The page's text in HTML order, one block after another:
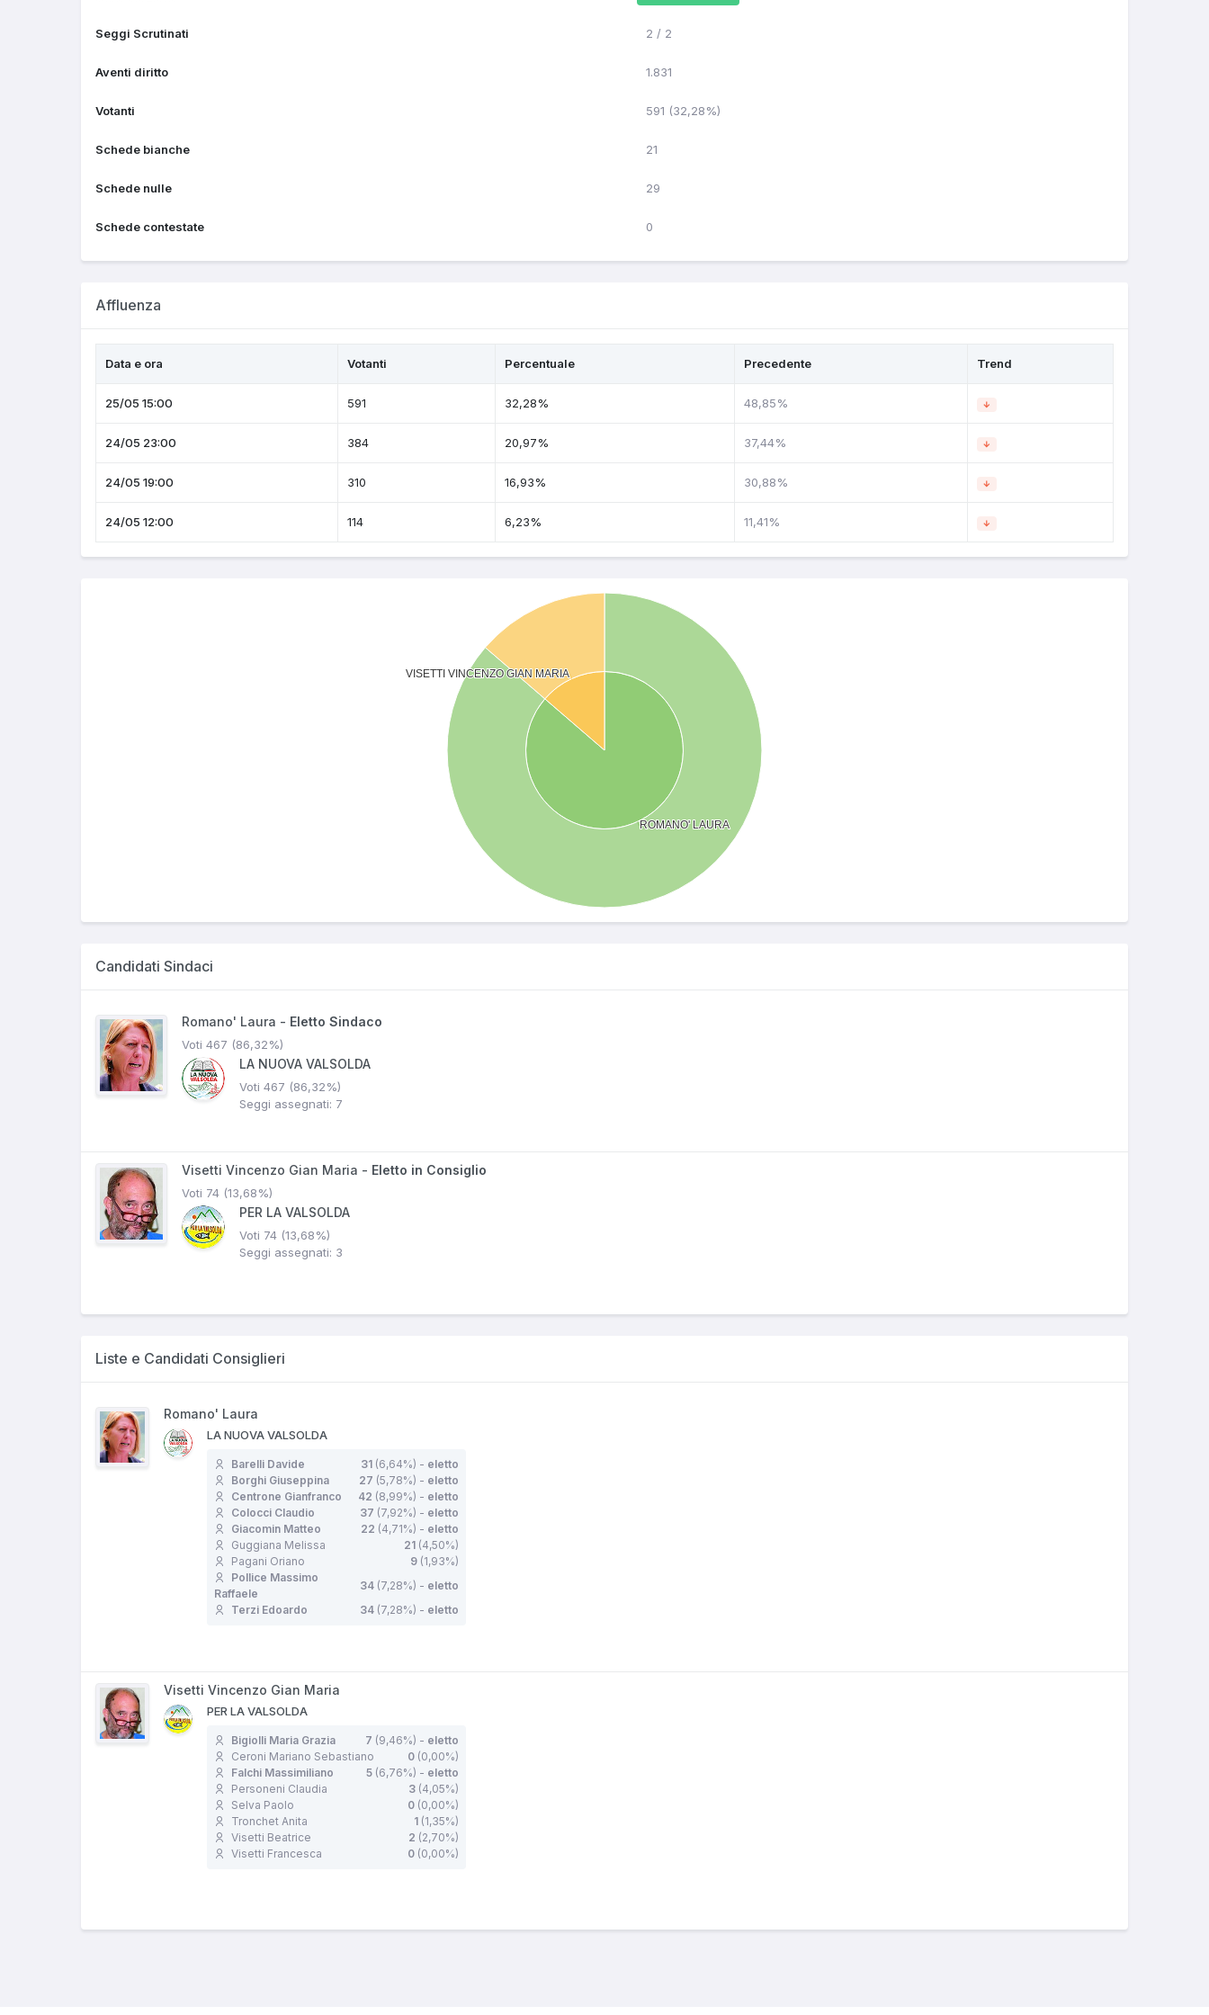
Seggi Scrutinati 2 / 2
Aventi diritto 1.831
Votanti 591 (32,28%)
Schede bianche 21
Schede nulle 29
Schede contestate 0
Affluenza
Data e ora Votanti Percentuale Precedente Trend
25/05 15:00 591 32,28% 48,85%
24/05 23:00 384 20,97% 37,44%
24/05 19:00 310 16,93% 30,88%
24/05 12:00 114 6,23% 11,41%
Candidati Sindaci
Romano' Laura - Eletto Sindaco
Voti 467 (86,32%)
LA NUOVA VALSOLDA
Voti 467 (86,32%)
Seggi assegnati: 7
Visetti Vincenzo Gian Maria - Eletto in Consiglio
Voti 74 (13,68%)
PER LA VALSOLDA
Voti 74 (13,68%)
Seggi assegnati: 3
Liste e Candidati Consiglieri
Romano' Laura
LA NUOVA VALSOLDA
Barelli Davide 31 (6,64%) - eletto
Borghi Giuseppina
27 (5,78%) - eletto
Centrone Gianfranco
42 (8,99%) - eletto
Colocci Claudio
37 (7,92%) - eletto
Giacomin Matteo
22 (4,71%) - eletto
Guggiana Melissa
21 (4,50%)
Pagani Oriano
9 (1,93%)
Pollice Massimo
Raffaele
34 (7,28%) - eletto
Terzi Edoardo
34 (7,28%) - eletto
Visetti Vincenzo Gian Maria
PER LA VALSOLDA
Bigiolli Maria Grazia 7 (9,46%) - eletto
Ceroni Mariano Sebastiano
0 (0,00%)
Falchi Massimiliano
5 (6,76%) - eletto
Personeni Claudia
3 (4,05%)
Selva Paolo
0 (0,00%)
Tronchet Anita
1 (1,35%)
Visetti Beatrice
2 (2,70%)
Visetti Francesca
0 (0,00%)